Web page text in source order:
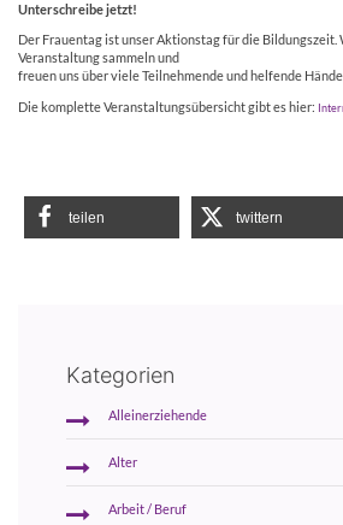
Unterschreibe jetzt!
Der Frauentag ist unser Aktionstag für die Bildungszeit.
Veranstaltung sammeln und
freuen uns über viele Teilnehmende und helfende Hände.
Die komplette Veranstaltungsübersicht gibt es hier:
teilen twittern
Kategorien
Alleinerziehende
Alter
Arbeit / Beruf